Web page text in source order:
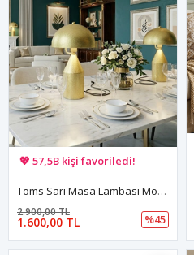
🚚 Hızlı teslimat yapılıyor!
💖 57,5B kişi favoriledi!
💸 Sepette 100 TL indirim!
Toms Sarı Masa Lambası Modern Dekoratif Metal Tasarım Şık Aydınlatma
1.600,00 TL
2.900,00 TL
%45